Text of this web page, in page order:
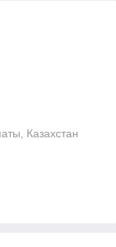
Казахстан